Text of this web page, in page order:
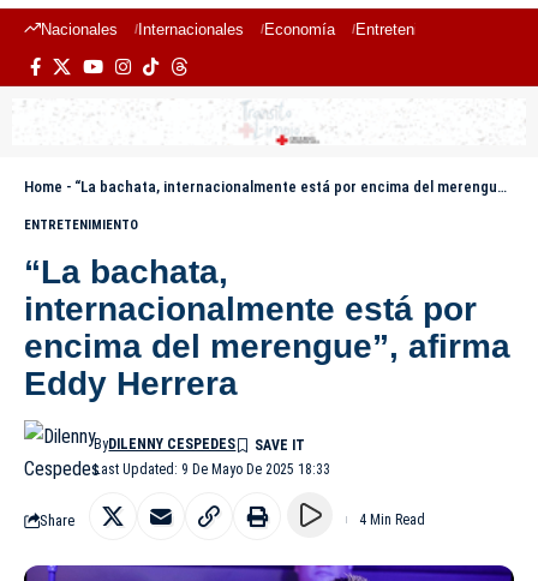
Nacionales Internacionales Economía Entretenimiento
Home - “La bachata, internacionalmente está por encima del merengue”, afirma Eddy Herrera
ENTRETENIMIENTO
“La bachata,
internacionalmente está por
encima del merengue”, afirma
Eddy Herrera
Last Updated: 9 De Mayo De 2025 18:33
ByDILENNY CESPEDES
Share 4 Min Read